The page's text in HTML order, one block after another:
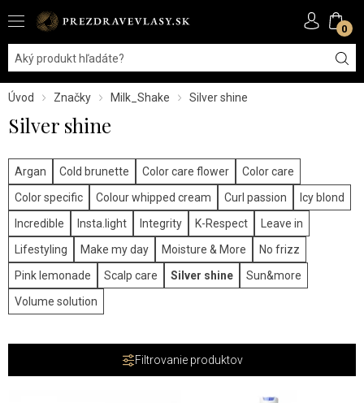
0
Úvod Značky Milk_Shake Silver shine
Silver shine
Argan Cold brunette Color care flower
Color care
Color specific
Colour whipped cream Curl passion
Icy blond
Incredible
Insta.light Integrity K-Respect
Leave in
Lifestyling
Make my day Moisture & More
No frizz
Pink lemonade
Scalp care Silver shine
Sun&more
Volume solution
Filtrovanie produktov